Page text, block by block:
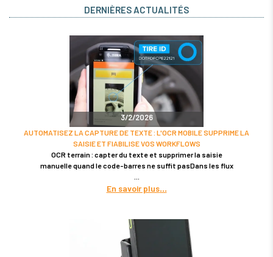
DERNIÈRES ACTUALITÉS
3/2/2026
AUTOMATISEZ LA CAPTURE DE TEXTE : L'OCR MOBILE SUPPRIME LA
SAISIE ET FIABILISE VOS WORKFLOWS
OCR terrain : capter du texte et supprimer la saisie
manuelle quand le code-barres ne suffit pasDans les flux
En savoir plus